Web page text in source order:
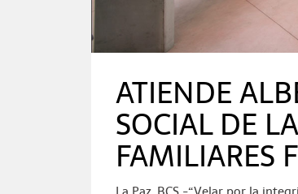
ATIENDE
SOCIAL DE
FAMILIARES